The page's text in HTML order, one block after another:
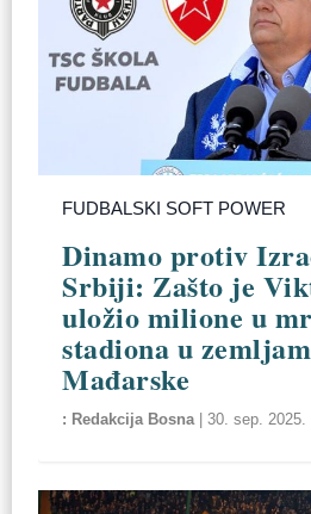
FUDBALSKI SOFT POWER
Dinamo protiv
Srbiji: Zašto je
uložio milione u
stadiona u
Mađarske
Redakcija Bosna|30. sep. 2025.